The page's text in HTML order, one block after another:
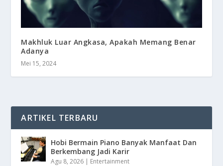
Makhluk Luar Angkasa, Apakah Memang Benar
Adanya
Mei 15, 2024
ARTIKEL TERBARU
Hobi Bermain Piano Banyak Manfaat Dan
Berkembang Jadi Karir
Agu 8, 2026 | Entertainment